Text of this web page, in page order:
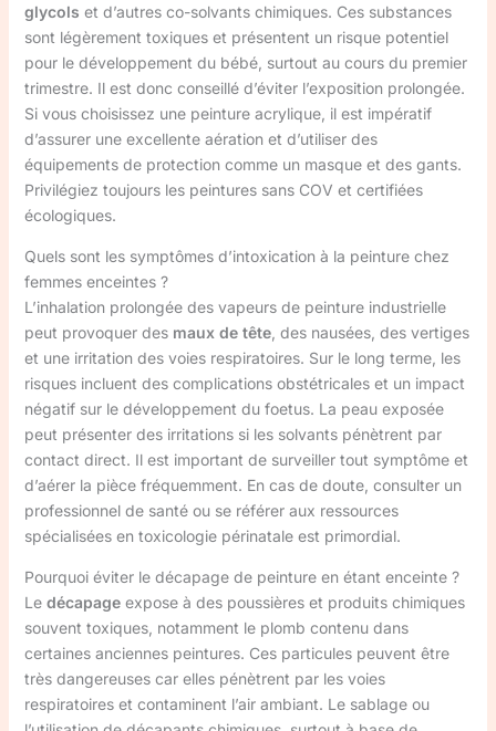
glycols et d’autres co-solvants chimiques. Ces substances
sont légèrement toxiques et présentent un risque potentiel
pour le développement du bébé, surtout au cours du premier
trimestre. Il est donc conseillé d’éviter l’exposition prolongée.
Si vous choisissez une peinture acrylique, il est impératif
d’assurer une excellente aération et d’utiliser des
équipements de protection comme un masque et des gants.
Privilégiez toujours les peintures sans COV et certifiées
écologiques.
Quels sont les symptômes d’intoxication à la peinture chez
femmes enceintes ?
L’inhalation prolongée des vapeurs de peinture industrielle
peut provoquer des maux de tête, des nausées, des vertiges
et une irritation des voies respiratoires. Sur le long terme, les
risques incluent des complications obstétricales et un impact
négatif sur le développement du foetus. La peau exposée
peut présenter des irritations si les solvants pénètrent par
contact direct. Il est important de surveiller tout symptôme et
d’aérer la pièce fréquemment. En cas de doute, consulter un
professionnel de santé ou se référer aux ressources
spécialisées en toxicologie périnatale est primordial.
Pourquoi éviter le décapage de peinture en étant enceinte ?
Le décapageexpose à des poussières et produits chimiques
souvent toxiques, notamment le plomb contenu dans
certaines anciennes peintures. Ces particules peuvent être
très dangereuses car elles pénètrent par les voies
respiratoires et contaminent l’air ambiant. Le sablage ou